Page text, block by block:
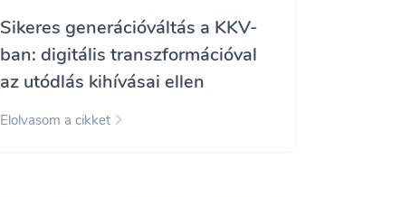
Sikeres generációváltás a KKV-
ban: digitális transzformációval
az utódlás kihívásai ellen
Elolvasom a cikket